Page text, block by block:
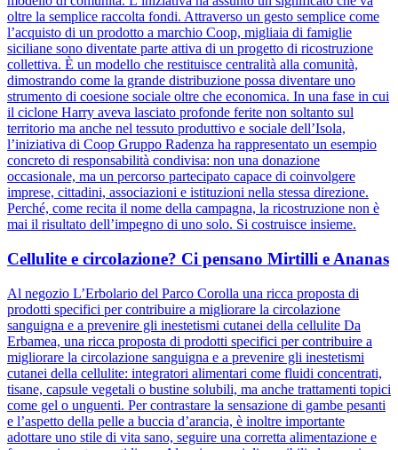
oltre la semplice raccolta fondi. Attraverso un gesto semplice come
l’acquisto di un prodotto a marchio Coop, migliaia di famiglie
siciliane sono diventate parte attiva di un progetto di ricostruzione
collettiva. È un modello che restituisce centralità alla comunità,
dimostrando come la grande distribuzione possa diventare uno
strumento di coesione sociale oltre che economica. In una fase in cui
il ciclone Harry aveva lasciato profonde ferite non soltanto sul
territorio ma anche nel tessuto produttivo e sociale dell’Isola,
l’iniziativa di Coop Gruppo Radenza ha rappresentato un esempio
concreto di responsabilità condivisa: non una donazione
occasionale, ma un percorso partecipato capace di coinvolgere
imprese, cittadini, associazioni e istituzioni nella stessa direzione.
Perché, come recita il nome della campagna, la ricostruzione non è
mai il risultato dell’impegno di uno solo. Si costruisce insieme.
Cellulite e circolazione? Ci pensano Mirtilli e Ananas
Al negozio L’Erbolario del Parco Corolla una ricca proposta di
prodotti specifici per contribuire a migliorare la circolazione
sanguigna e a prevenire gli inestetismi cutanei della cellulite Da
Erbamea, una ricca proposta di prodotti specifici per contribuire a
migliorare la circolazione sanguigna e a prevenire gli inestetismi
cutanei della cellulite: integratori alimentari come fluidi concentrati,
tisane, capsule vegetali o bustine solubili, ma anche trattamenti topici
come gel o unguenti. Per contrastare la sensazione di gambe pesanti
e l’aspetto della pelle a buccia d’arancia, è inoltre importante
adottare uno stile di vita sano, seguire una corretta alimentazione e